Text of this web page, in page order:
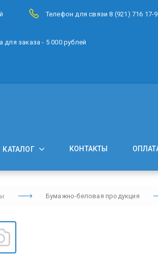
Телефон для связи 8 (921) 716 17-
заказа - 5 000 рублей
КАТАЛОГ КОНТАКТЫ
Бумажно-беловая продукция